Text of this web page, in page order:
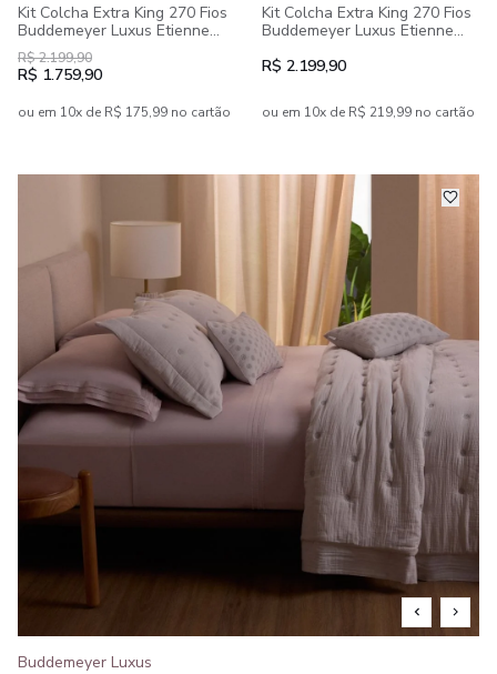
Kit Colcha Extra King 270 Fios
Buddemeyer Luxus Etienne
100% Algodão Penteado Azul
3 peças
R$ 2.199,90
R$ 1.759,90
ou em 10x de R$ 175,99 no cartão
Kit Colcha Extra King 270 Fios
Buddemeyer Luxus Etienne
peças
R$ 2.199,90
ou em 10x de R$ 219,99 no cartão
Buddemeyer Luxus